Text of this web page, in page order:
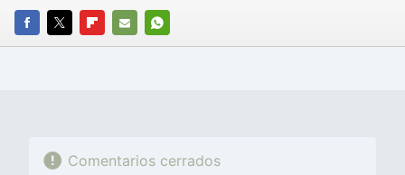
FACEBOOK
TWITTERFLIPBOARD
E-
WHATSAPP
Comentarios cerrados